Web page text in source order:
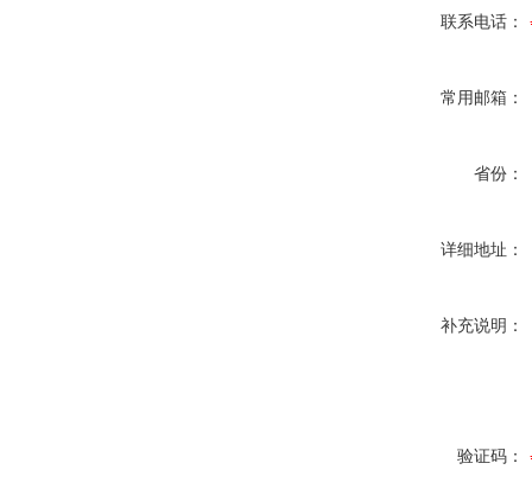
联系电话：
常用邮箱：
省份：
详细地址：
补充说明：
验证码：